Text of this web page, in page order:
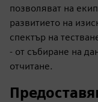
позволяват на
развитието на
спектър на
- от събиране на
отчитане.